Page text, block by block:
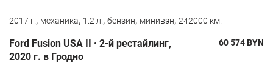
2017 г., механика, 1.2 л., бензин, минивэн, 242000 км.
Ford Fusion USA II · 2-й рестайлинг,
2020 г. в Гродно
60 574BYN